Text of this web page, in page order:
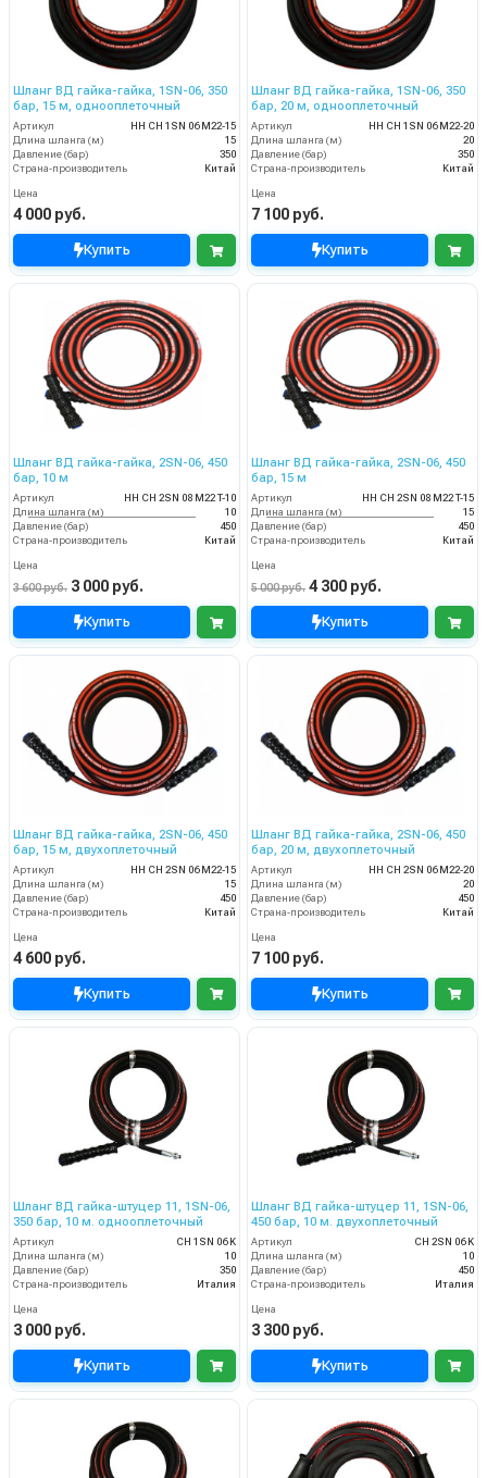
Шланг ВД гайка-гайка, 1SN-06, 350
бар, 15 м, однооплеточный
Артикул
HH CH 1SN 06 M22-15
Длина шланга (м)
15
Давление (бар)
350
Страна-производитель
Китай
Цена
4 000 руб.
Купить
Шланг ВД гайка-гайка, 1SN-06, 350
бар, 20 м, однооплеточный
Артикул
HH CH 1SN 06 M22-20
Длина шланга (м)
20
Давление (бар)
350
Страна-производитель
Китай
Цена
7 100 руб.
Купить
Шланг ВД гайка-гайка, 2SN-06, 450
бар, 10 м
Артикул
HH CH 2SN 08 M22 T-10
Длина шланга (м)
10
Давление (бар)
450
Страна-производитель
Китай
Цена
3 600 руб. 3 000 руб.
Купить
Шланг ВД гайка-гайка, 2SN-06, 450
бар, 15 м
Артикул
HH CH 2SN 08 M22 T-15
Длина шланга (м)
15
Давление (бар)
450
Страна-производитель
Китай
Цена
5 000 руб. 4 300 руб.
Купить
Шланг ВД гайка-гайка, 2SN-06, 450
бар, 15 м, двухоплеточный
Артикул
HH CH 2SN 06 M22-15
Длина шланга (м)
15
Давление (бар)
450
Страна-производитель
Китай
Цена
4 600 руб.
Купить
Шланг ВД гайка-гайка, 2SN-06, 450
бар, 20 м, двухоплеточный
Артикул
HH CH 2SN 06 M22-20
Длина шланга (м)
20
Давление (бар)
450
Страна-производитель
Китай
Цена
7 100 руб.
Купить
Шланг ВД гайка-штуцер 11, 1SN-06,
350 бар, 10 м. однооплеточный
Артикул
CH 1SN 06 K
Длина шланга (м)
10
Давление (бар)
350
Страна-производитель
Италия
Цена
3 000 руб.
Купить
Шланг ВД гайка-штуцер 11, 1SN-06,
450 бар, 10 м. двухоплеточный
Артикул
CH 2SN 06 K
Длина шланга (м)
10
Давление (бар)
450
Страна-производитель
Италия
Цена
3 300 руб.
Купить